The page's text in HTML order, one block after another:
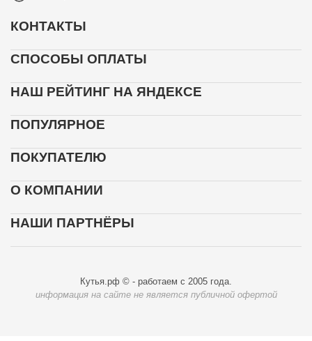
КОНТАКТЫ
СПОСОБЫ ОПЛАТЫ
НАШ РЕЙТИНГ НА ЯНДЕКСЕ
ПОПУЛЯРНОЕ
ПОКУПАТЕЛЮ
О КОМПАНИИ
НАШИ ПАРТНЁРЫ
Кутья.рф © - работаем с 2005 года.
информация на сайте не является публичной офертой